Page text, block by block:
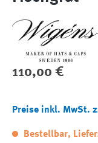
Regulärer Preis:
110,00 €
Preise inkl. MwSt.
Bestellbar,